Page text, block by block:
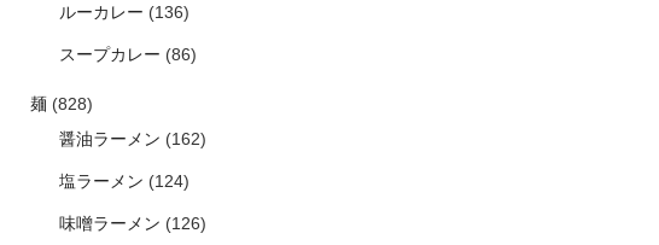
ルーカレー (136)
スープカレー (86)
麺(828)
醤油ラーメン (162)
塩ラーメン (124)
味噌ラーメン (126)